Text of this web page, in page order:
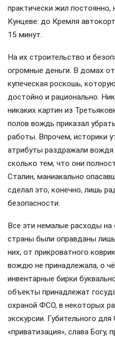
практически жил
Кунцеве: до Кремля
15 минут.
На их строительство и
огромные деньги. В домах
купеческая роскошь,
достойно и рационально.
никаких картин из
полов вождь приказал
работы. Впрочем, историки
атрибуты раздражали
сколько тем, что они
Сталин, маниакально
сделал это, конечно, лишь
безопасности.
Все эти немалые расходы на
страны были оправданы
них, от прикроватного
вождю не принадлежала, о
инвентарные бирки
объекты принадлежат
охраной ФСО, в некоторых
экскурсии. Губительного
«приватизация», слава Богу,